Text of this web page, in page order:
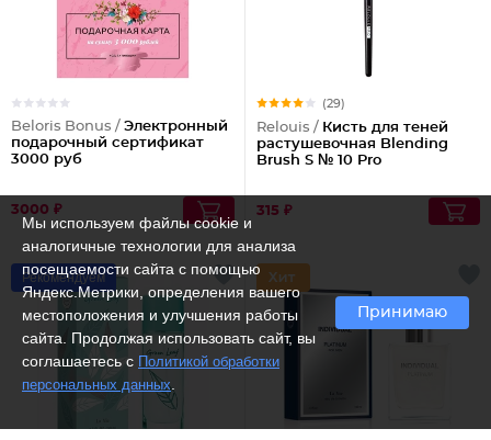
Beloris Bonus / Электронный
подарочный сертификат
3000 руб
3000 ₽
(29)
Relouis / Кисть для теней
растушевочная Blending
Brush S № 10 Pro
315 ₽
Рекомендуем
Мы используем файлы cookie и
аналогичные технологии для анализа
посещаемости сайта с помощью
Яндекс.Метрики, определения вашего
местоположения и улучшения работы
сайта. Продолжая использовать сайт, вы
соглашаетесь с Политикой обработки
персональных данных
Принимаю